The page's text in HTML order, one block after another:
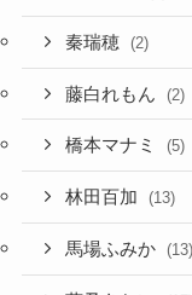
秦瑞穂 (2)
藤白れもん (2)
橋本マナミ (5)
林田百加 (13)
馬場ふみか (13)